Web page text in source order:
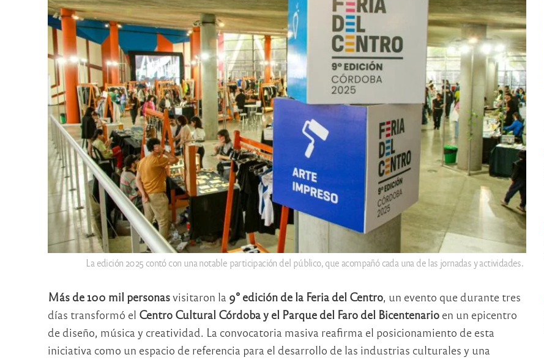
La edición 2025 contó con una notable participación del público, que acompañó cada una de las jornadas y actividades.
Más de 100 mil personasvisitaron la 9° edición de la Feria del Centro, un evento que durante tres
días transformó el Centro Cultural Córdoba y el Parque del Faro del Bicentenarioen un epicentro
de diseño, música y creatividad. La convocatoria masiva reafirma el posicionamiento de esta
iniciativa como un espacio de referencia para el desarrollo de las industrias culturales y una